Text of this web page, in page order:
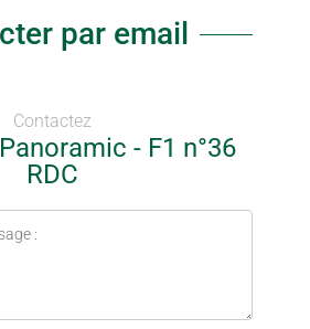
par email
Contactez
- F1 n°36
RDC